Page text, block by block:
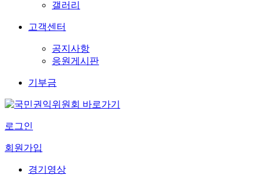
갤러리
고객센터
공지사항
응원게시판
기부금
로그인
회원가입
경기영상